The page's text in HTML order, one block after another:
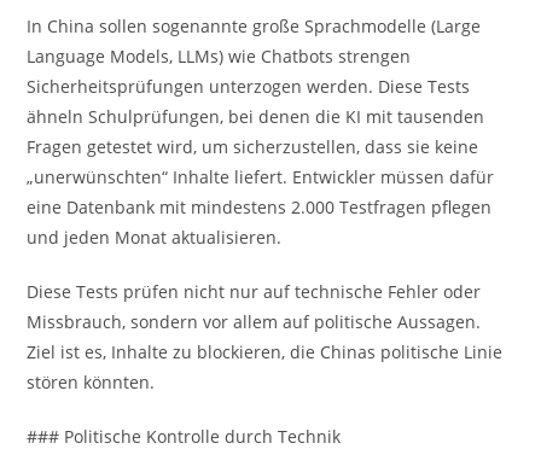
In China sollen sogenannte große Sprachmodelle (Large
Language Models, LLMs) wie Chatbots strengen
Sicherheitsprüfungen unterzogen werden. Diese Tests
ähneln Schulprüfungen, bei denen die KI mit tausenden
Fragen getestet wird, um sicherzustellen, dass sie keine
„unerwünschten“ Inhalte liefert. Entwickler müssen dafür
eine Datenbank mit mindestens 2.000 Testfragen pflegen
und jeden Monat aktualisieren.
Diese Tests prüfen nicht nur auf technische Fehler oder
Missbrauch, sondern vor allem auf politische Aussagen.
Ziel ist es, Inhalte zu blockieren, die Chinas politische Linie
stören könnten.
### Politische Kontrolle durch Technik